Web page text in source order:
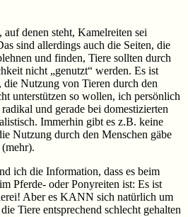
denen steht, Kamelreiten sei
sind allerdings auch die Seiten, die
und finden, Tiere sollten durch
nicht „genutzt“ werden. Es ist
die Nutzung von Tieren durch den
unterstützen so wollen, ich persönlich
und gerade bei domestizierten
Immerhin gibt es z.B. keine
Nutzung durch den Menschen gäbe
ich die Information, dass es beim
Pferde- oder Ponyreiten ist: Es ist
Aber es KANN sich natürlich um
Tiere entsprechend schlecht gehalten